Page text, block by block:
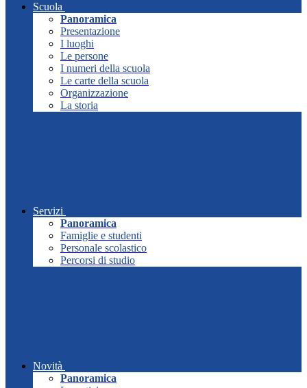
Scuola
Panoramica
Presentazione
I luoghi
Le persone
I numeri della scuola
Le carte della scuola
Organizzazione
La storia
Servizi
Panoramica
Famiglie e studenti
Personale scolastico
Percorsi di studio
Novità
Panoramica